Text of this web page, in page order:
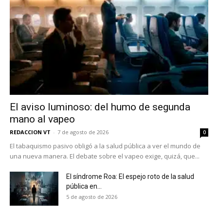
El aviso luminoso: del humo de segunda
mano al vapeo
REDACCION VT - 7 de agosto de 2026 0
El tabaquismo pasivo obligó a la salud pública a ver el mundo de
una nueva manera. El debate sobre el vapeo exige, quizá, que...
El síndrome Roa: El espejo roto de la salud
pública en...
5 de agosto de 2026